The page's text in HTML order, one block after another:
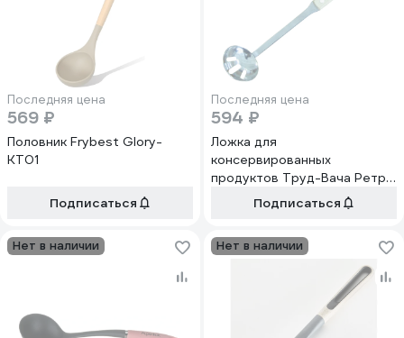
Последняя цена
569 ₽
Половник Frybest Glory-
KT01
Подписаться
Последняя цена
594 ₽
Ложка для
консервированных
продуктов Труд-Вача Ретро
Подписаться
Нет в наличии Нет в наличии